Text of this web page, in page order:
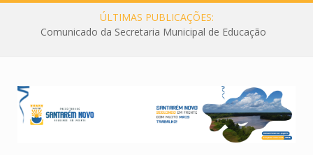
ÚLTIMAS PUBLICAÇÕES:
Comunicado da Secretaria Municipal de Educação